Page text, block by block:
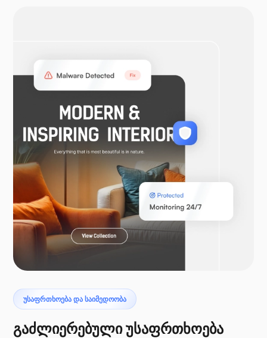
WooCommerce
ლარაველი
პტეროდაქტილი
ᲣᲡᲐᲤᲠᲗᲮᲝᲔᲑᲐ ᲓᲐ ᲡᲐᲘᲛᲔᲓᲝᲝᲑᲐ
გაძლიერებული უსაფრთხოება